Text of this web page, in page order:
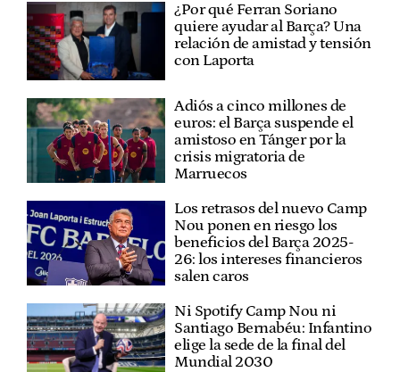
¿Por qué Ferran Soriano
quiere ayudar al Barça? Una
relación de amistad y tensión
con Laporta
Adiós a cinco millones de
euros: el Barça suspende el
amistoso en Tánger por la
crisis migratoria de
Marruecos
Los retrasos del nuevo Camp
Nou ponen en riesgo los
beneficios del Barça 2025-
26: los intereses financieros
salen caros
Ni Spotify Camp Nou ni
Santiago Bernabéu: Infantino
elige la sede de la final del
Mundial 2030